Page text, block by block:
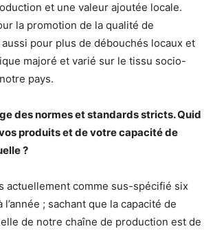
et une valeur ajoutée locale.
la promotion de la qualité de
pour plus de débouchés locaux et
majoré et varié sur le tissu socio-
pays.
des normes et standards stricts. Quid
produits et de votre capacité de
?
actuellement comme sus-spécifié six
l’année ; sachant que la capacité de
de notre chaîne de production est de